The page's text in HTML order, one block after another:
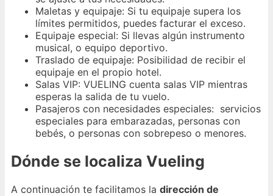
Maletas y equipaje: Si tu equipaje supera los
límites permitidos, puedes facturar el exceso.
Equipaje especial: Si llevas algún instrumento
musical, o equipo deportivo.
Traslado de equipaje: Posibilidad de recibir el
equipaje en el propio hotel.
Salas VIP: VUELING cuenta salas VIP mientras
esperas la salida de tu vuelo.
Pasajeros con necesidades especiales: servicios
especiales para embarazadas, personas con
bebés, o personas con sobrepeso o menores.
Dónde se localiza Vueling
A continuación te facilitamos la dirección de